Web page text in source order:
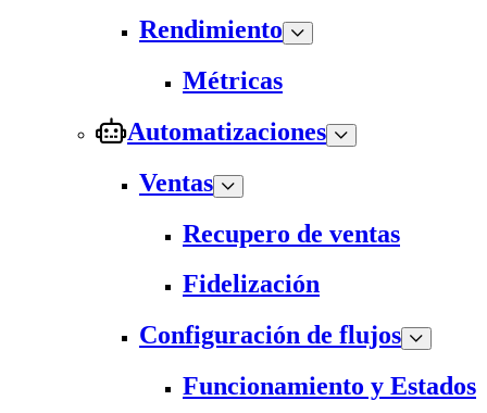
Rendimiento
Métricas
Automatizaciones
Ventas
Recupero de ventas
Fidelización
Configuración de flujos
Funcionamiento y Estados